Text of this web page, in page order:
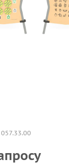
057.33.00